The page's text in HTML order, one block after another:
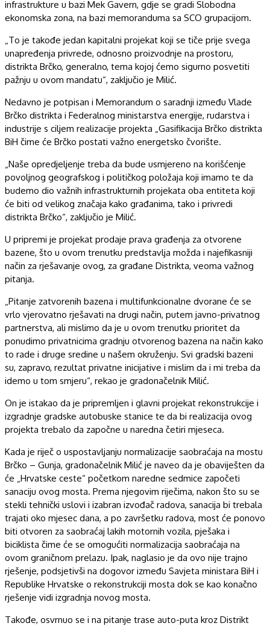
infrastrukture u bazi Mek Gavern, gdje se gradi Slobodna
ekonomska zona, na bazi memoranduma sa SCO grupacijom.
„To je takođe jedan kapitalni projekat koji se tiče prije svega
unapređenja privrede, odnosno proizvodnje na prostoru,
distrikta Brčko, generalno, tema kojoj ćemo sigurno posvetiti
pažnju u ovom mandatu“, zaključio je Milić.
Nedavno je potpisan i Memorandum o saradnji između Vlade
Brčko distrikta i Federalnog ministarstva energije, rudarstva i
industrije s ciljem realizacije projekta „Gasifikacija Brčko distrikta
BiH čime će Brčko postati važno energetsko čvorište.
„Naše opredjeljenje treba da bude usmjereno na korišćenje
povoljnog geografskog i političkog položaja koji imamo te da
budemo dio važnih infrastrukturnih projekata oba entiteta koji
će biti od velikog značaja kako građanima, tako i privredi
distrikta Brčko“, zaključio je Milić.
U pripremi je projekat prodaje prava građenja za otvorene
bazene, što u ovom trenutku predstavlja možda i najefikasniji
način za rješavanje ovog, za građane Distrikta, veoma važnog
pitanja.
„Pitanje zatvorenih bazena i multifunkcionalne dvorane će se
vrlo vjerovatno rješavati na drugi način, putem javno-privatnog
partnerstva, ali mislimo da je u ovom trenutku prioritet da
ponudimo privatnicima gradnju otvorenog bazena na način kako
to rade i druge sredine u našem okruženju. Svi gradski bazeni
su, zapravo, rezultat privatne inicijative i mislim da i mi treba da
idemo u tom smjeru“, rekao je gradonačelnik Milić.
On je istakao da je pripremljen i glavni projekat rekonstrukcije i
izgradnje gradske autobuske stanice te da bi realizacija ovog
projekta trebalo da započne u naredna četiri mjeseca.
Kada je riječ o uspostavljanju normalizacije saobraćaja na mostu
Brčko – Gunja, gradonačelnik Milić je naveo da je obaviješten da
će „Hrvatske ceste“ početkom naredne sedmice započeti
sanaciju ovog mosta. Prema njegovim riječima, nakon što su se
stekli tehnički uslovi i izabran izvođač radova, sanacija bi trebala
trajati oko mjesec dana, a po završetku radova, most će ponovo
biti otvoren za saobraćaj lakih motornih vozila, pješaka i
biciklista čime će se omogućiti normalizacija saobraćaja na
ovom graničnom prelazu. Ipak, naglasio je da ovo nije trajno
rješenje, podsjetivši na dogovor između Savjeta ministara BiH i
Republike Hrvatske o rekonstrukciji mosta dok se kao konačno
rješenje vidi izgradnja novog mosta.
Takođe, osvrnuo se i na pitanje trase auto-puta kroz Distrikt